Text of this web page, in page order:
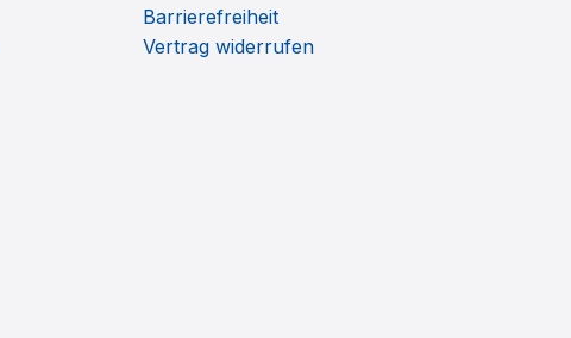
Barrierefreiheit
Vertrag widerrufen